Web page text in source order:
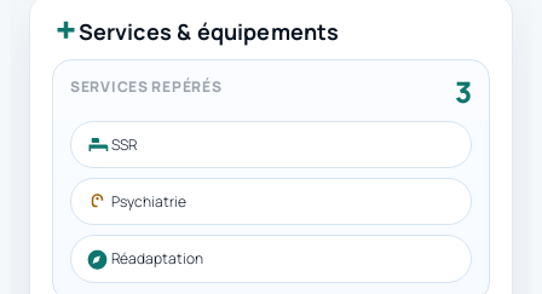
Services & équipements
SERVICES REPÉRÉS 3
SSR
Psychiatrie
Réadaptation